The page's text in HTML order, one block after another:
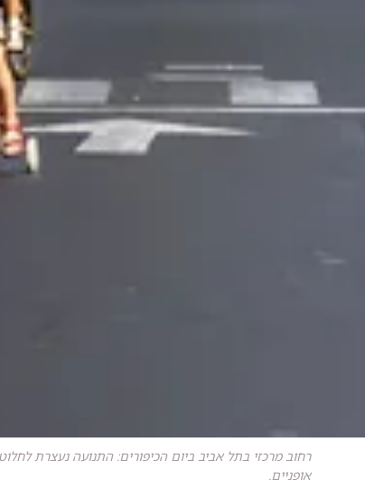
רחוב מרכזי בתל אביב ביום הכיפורים: התנועה נעצרת
אופניים.